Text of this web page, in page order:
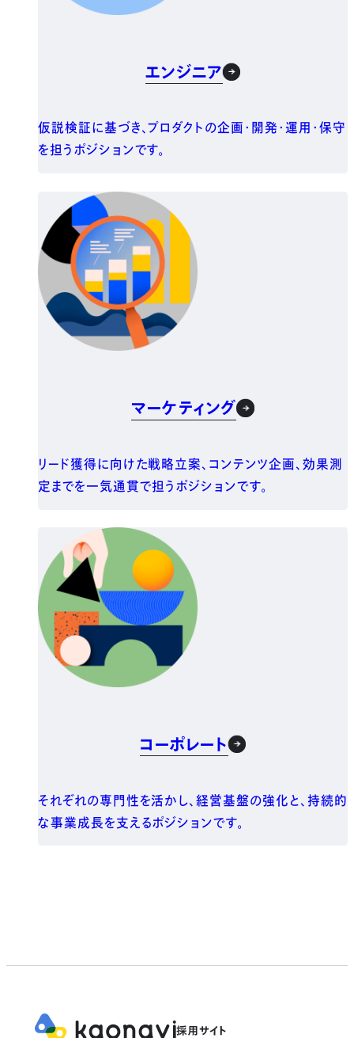
エンジニア
仮説検証に基づき、プロダクトの企画・開発・運用・保守
を担うポジションです。
マーケティング
リード獲得に向けた戦略立案、コンテンツ企画、効果測
定までを一気通貫で担うポジションです。
コーポレート
それぞれの専門性を活かし、経営基盤の強化と、持続的
な事業成長を支えるポジションです。